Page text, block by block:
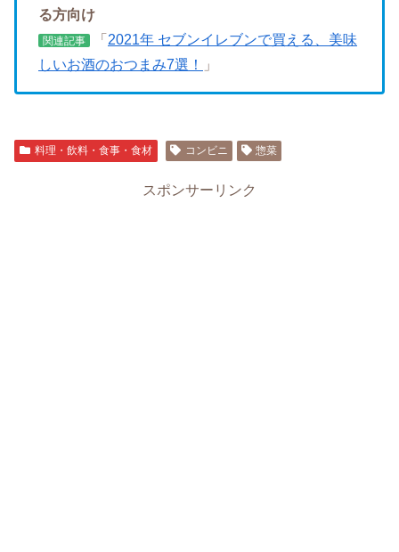
る方向け
関連記事 「 2021年 セブンイレブンで買える、美味
しいお酒のおつまみ7選！
」
料理・飲料・食事・食材 コンビニ 惣菜
スポンサーリンク